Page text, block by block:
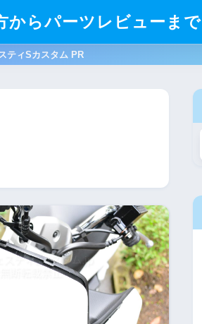
からパーツレビューまで
ティSカスタム PR